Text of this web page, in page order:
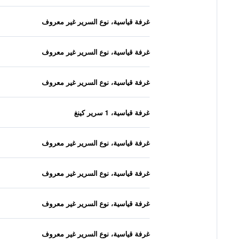
غرفة قياسية، نوع السرير غير معروف
غرفة قياسية، نوع السرير غير معروف
غرفة قياسية، نوع السرير غير معروف
غرفة قياسية، 1 سرير كينغ
غرفة قياسية، نوع السرير غير معروف
غرفة قياسية، نوع السرير غير معروف
غرفة قياسية، نوع السرير غير معروف
غرفة قياسية، نوع السرير غير معروف